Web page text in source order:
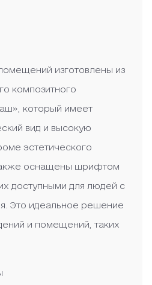
изготовлены из
композитного
который имеет
вид и высокую
эстетического
оснащены шрифтом
доступными для людей с
Это идеальное решение
и помещений, таких